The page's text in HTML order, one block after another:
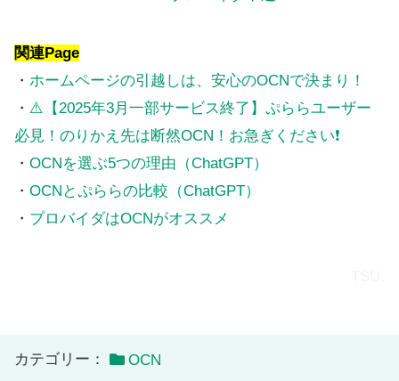
関連Page
・ ホームページの引越しは、安心のOCNで決まり！
・ ⚠️【2025年3月一部サービス終了】ぷららユーザー
必見！のりかえ先は断然OCN！お急ぎください❗
・ OCNを選ぶ5つの理由（ChatGPT）
・ OCNとぷららの比較（ChatGPT）
・ プロバイダはOCNがオススメ
カテゴリー：
OCN